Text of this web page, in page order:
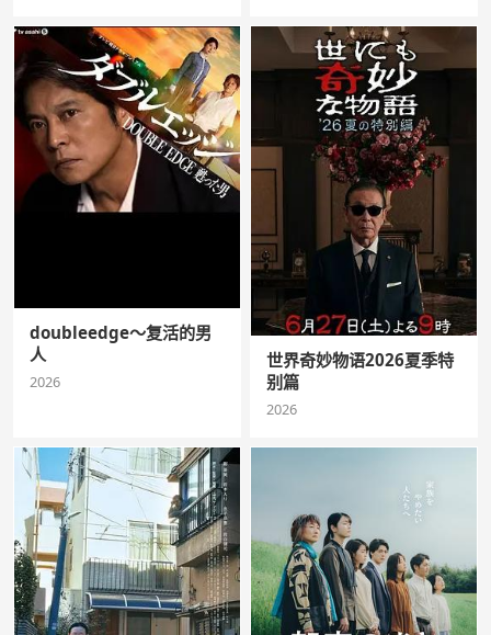
doubleedge～复活的男
人
2026
世界奇妙物语2026夏季特
别篇
2026